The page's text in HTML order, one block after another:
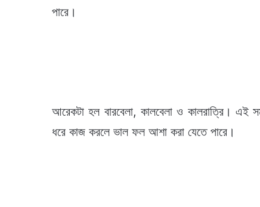
পারে।
আরেকটা হল বারবেলা, কালবেলা ও কালরাত্রি।
ধরে কাজ করলে ভাল ফল আশা করা যেতে পারে।